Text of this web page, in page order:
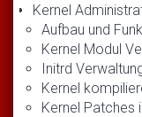
Kernel
Aufbau und
Kernel Modul
Initrd
Kernel
Kernel Patches